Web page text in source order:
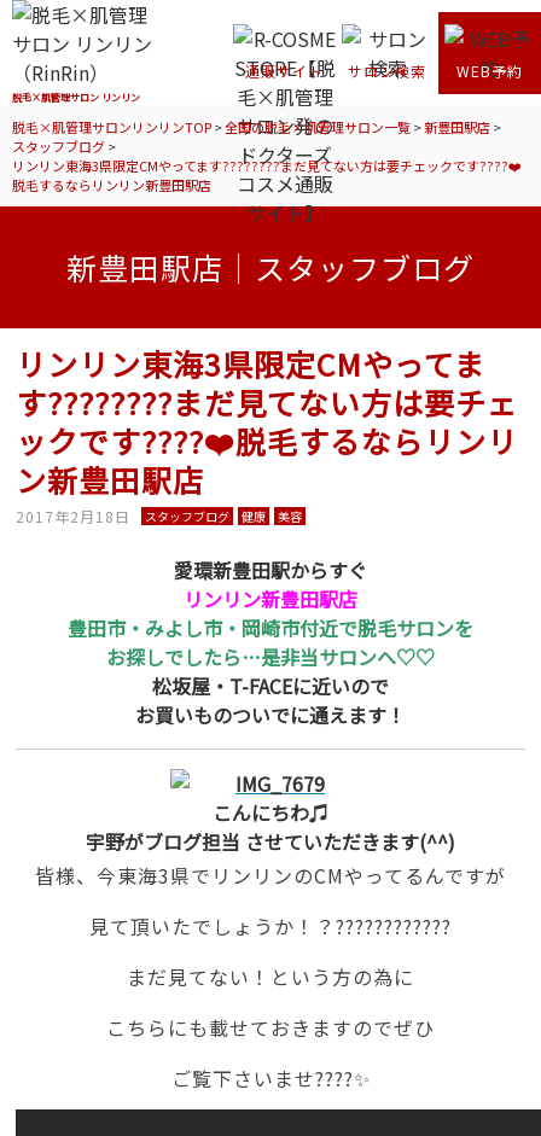
脱毛×肌管理サロン リンリン
通販サイト サロン検索 WEB予約
脱毛×肌管理サロンリンリンTOP>全国の脱毛×肌管理サロン一覧>新豊田駅店>
スタッフブログ>
リンリン東海3県限定CMやってます????????まだ見てない方は要チェックです????❤️
脱毛するならリンリン新豊田駅店
新豊田駅店｜スタッフブログ
リンリン東海3県限定CMやってま
す????????まだ見てない方は要チェ
ックです????❤️脱毛するならリンリ
ン新豊田駅店
2017年2月18日 スタッフブログ 健康 美容
愛環新豊田駅からすぐ
リンリン新豊田駅店
豊田市・みよし市・岡崎市付近で脱毛サロンを
お探しでしたら…是非当サロンへ♡♡
松坂屋・T-FACEに近いので
お買いものついでに通えます！
こんにちわ♫
宇野がブログ担当 させていただきます(^^)
皆様、今東海3県でリンリンのCMやってるんですが
見て頂いたでしょうか！？????????????
まだ見てない！という方の為に
こちらにも載せておきますのでぜひ
ご覧下さいませ????✨